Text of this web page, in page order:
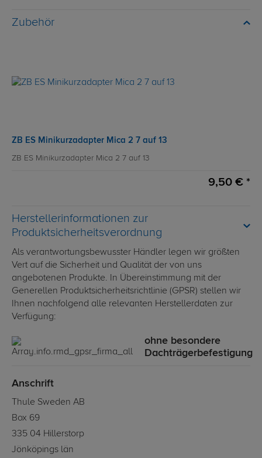
Zubehör
ZB ES Minikurzadapter Mica 2 7 auf 13
ZB ES Minikurzadapter Mica 2 7 auf 13
9,50 € *
Herstellerinformationen zur
Produktsicherheitsverordnung
Als verantwortungsbewusster Händler legen wir größten
Vert auf die Sicherheit und Qualität der von uns
angebotenen Produkte. In Übereinstimmung mit der
Generellen Produktsicherheitsrichtlinie (GPSR) stellen wir
Ihnen nachfolgend alle relevanten Herstellerdaten zur
Verfügung:
ohne besondere
Dachträgerbefestigung
Anschrift
Thule Sweden AB
Box 69
335 04 Hillerstorp
Jönköpings län